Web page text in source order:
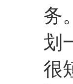
务
划
很